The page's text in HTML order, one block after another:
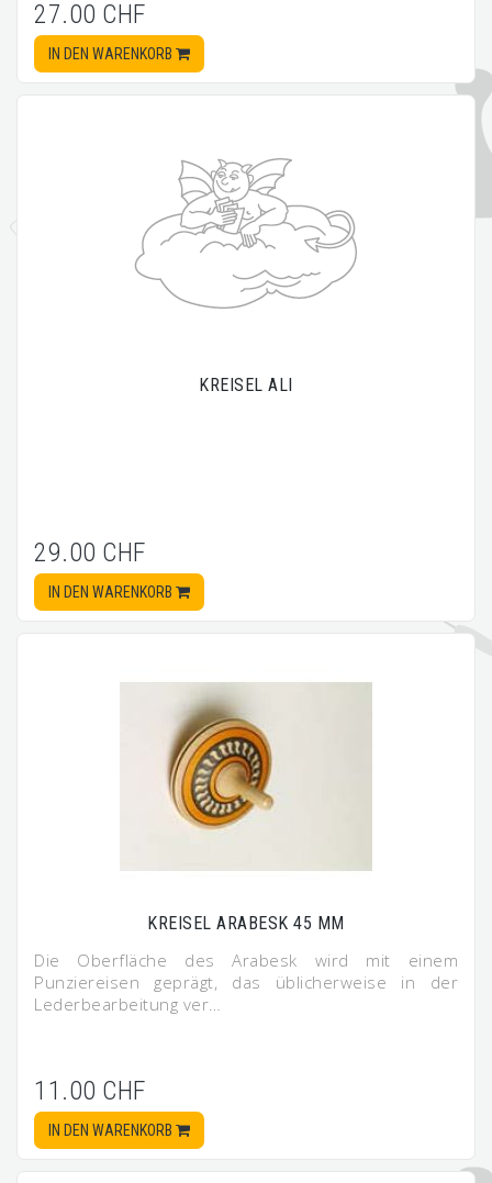
27.00 CHF
IN DEN WARENKORB
KREISEL ALI
29.00 CHF
IN DEN WARENKORB
KREISEL ARABESK 45 MM
Die Oberfläche des Arabesk wird mit einem
Punziereisen geprägt, das üblicherweise in der
Lederbearbeitung ver…
11.00 CHF
IN DEN WARENKORB